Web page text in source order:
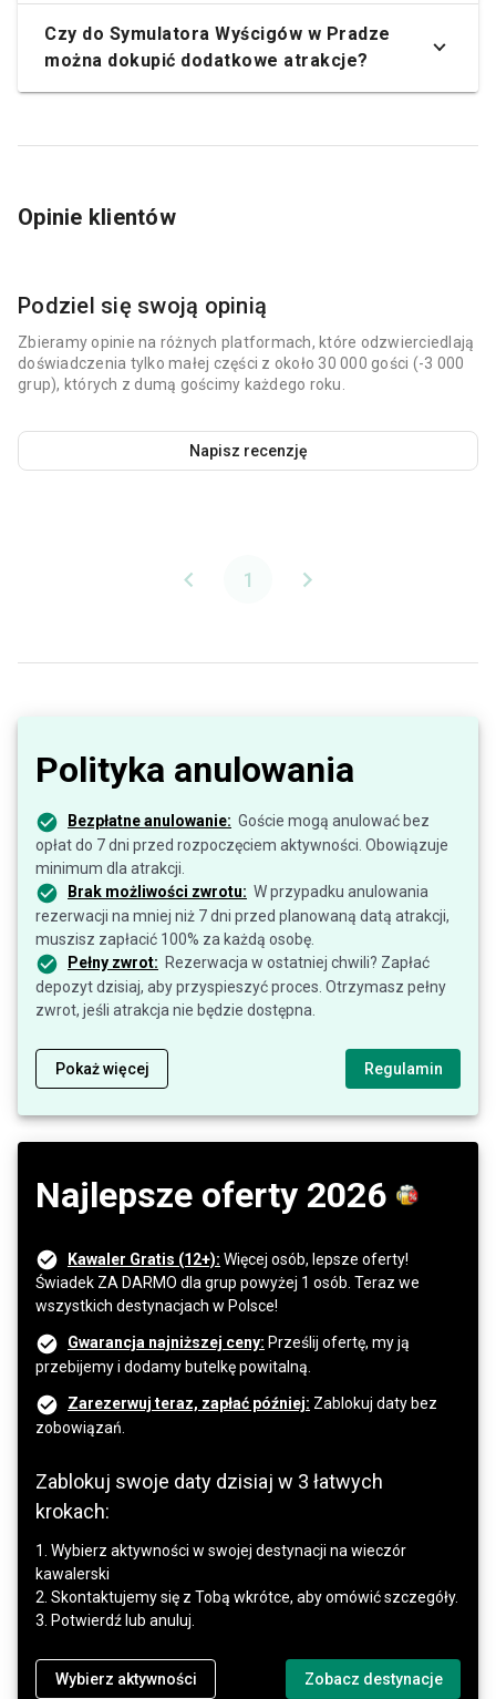
Czy do Symulatora Wyścigów w Pradze
można dokupić dodatkowe atrakcje?
Opinie klientów
Podziel się swoją opinią
Zbieramy opinie na różnych platformach, które odzwierciedlają
doświadczenia tylko małej części z około 30 000 gości (-3 000
grup), których z dumą gościmy każdego roku.
Napisz recenzję
1
Polityka anulowania
Bezpłatne anulowanie: Goście mogą anulować bez
opłat do 7 dni przed rozpoczęciem aktywności. Obowiązuje
minimum dla atrakcji.
Brak możliwości zwrotu: W przypadku anulowania
rezerwacji na mniej niż 7 dni przed planowaną datą atrakcji,
muszisz zapłacić 100% za każdą osobę.
Pełny zwrot: Rezerwacja w ostatniej chwili? Zapłać
depozyt dzisiaj, aby przyspieszyć proces. Otrzymasz pełny
zwrot, jeśli atrakcja nie będzie dostępna.
Pokaż więcej Regulamin
Najlepsze oferty 2026
Kawaler Gratis (12+): Więcej osób, lepsze oferty!
Świadek ZA DARMO dla grup powyżej 1 osób. Teraz we
wszystkich destynacjach w Polsce!
Gwarancja najniższej ceny: Prześlij ofertę, my ją
przebijemy i dodamy butelkę powitalną.
Zarezerwuj teraz, zapłać później: Zablokuj daty bez
zobowiązań.
Zablokuj swoje daty dzisiaj w 3 łatwych
krokach:
1. Wybierz aktywności w swojej destynacji na wieczór
kawalerski
2. Skontaktujemy się z Tobą wkrótce, aby omówić szczegóły.
3. Potwierdź lub anuluj.
Wybierz aktywności Zobacz destynacje